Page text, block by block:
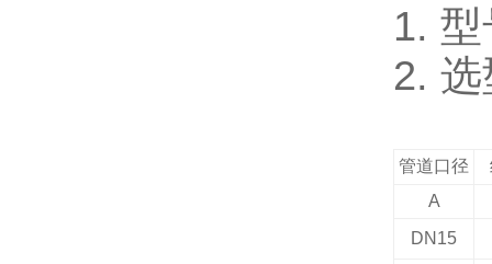
1. 型
2. 选
管道口径
A
DN15